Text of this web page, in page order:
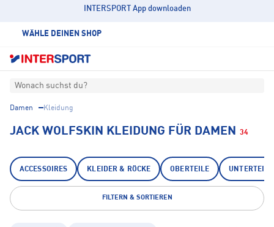
INTERSPORT App downloaden
WÄHLE DEINEN SHOP
Wonach suchst du?
Damen Kleidung
JACK WOLFSKIN KLEIDUNG FÜR DAMEN 34
ACCESSOIRES KLEIDER & RÖCKE OBERTEILE UNTERTEILE
FILTERN & SORTIEREN